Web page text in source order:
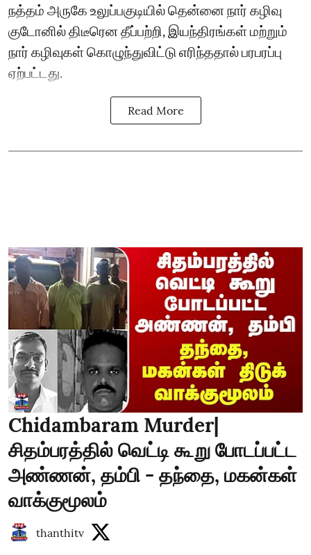
நத்தம் அருகே உலுப்பகுடியில் தென்னை நார் கழிவு
குடோனில் திடீரென தீப்பற்றி, இயந்திரங்கள் மற்றும்
நார் கழிவுகள் கொழுந்துவிட்டு எரிந்ததால் பரபரப்பு
ஏற்பட்டது.
Read More
Chidambaram Murder|
சிதம்பரத்தில் வெட்டி கூறு போடப்பட்ட
அண்ணன், தம்பி - தந்தை, மகன்கள்
வாக்குமூலம்
thanthitv